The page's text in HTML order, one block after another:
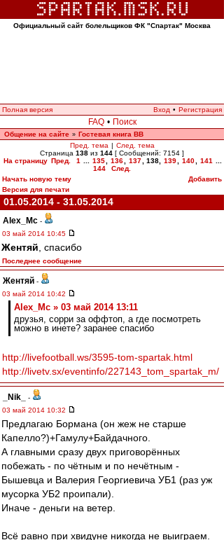
Официальный сайт болельщиков ФК "Спартак" Москва
Полная версия Вход • Регистрация
FAQ • Поиск
Общение на сайте » Гостевая книга ВВ
Пред. тема | След. тема
Страница 138 из 144 [ Сообщений: 7154 ]
На страницу Пред. 1 135 136 137 138, 139 140 141
144
След.
Начать новую тему
Добавить
Версия для печати
01.05.2014 - 31.05.2014
Alex_Mc -
03 май 2014 10:45
Жентяй , спасибо
Последнее сообщение
Жентяй -
03 май 2014 10:42
Alex_Mc » 03 май 2014 13:11
друзья, сорри за оффтоп, а где посмотреть
можно в инете? заранее спасибо
http://livefootball.ws/3595-tom-spartak.html
http://livetv.sx/eventinfo/227143_tom_spartak_m/
_Nik_
-
03 май 2014 10:32
Предлагаю Бормана (он жеж не старше
Капелло?)+Гамулу+Байдачного.
А главными сразу двух приговорённых
побежать - по чётным и по нечётным -
Бышевца и Валерия Георгиевича УБ1 (раз уж
мусорка УБ2 проипали).
Иначе - деньги на ветер.
Всё равно при хвидуне никогда не выиграем.